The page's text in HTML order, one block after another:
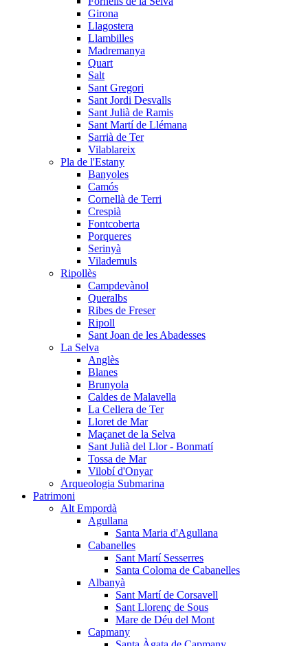
Girona
Llagostera
Llambilles
Madremanya
Quart
Salt
Sant Gregori
Sant Jordi Desvalls
Sant Julià de Ramis
Sant Martí de Llémana
Sarrià de Ter
Vilablareix
Pla de l'Estany
Banyoles
Camós
Cornellà de Terri
Crespià
Fontcoberta
Porqueres
Serinyà
Vilademuls
Ripollès
Campdevànol
Queralbs
Ribes de Freser
Ripoll
Sant Joan de les Abadesses
La Selva
Anglès
Blanes
Brunyola
Caldes de Malavella
La Cellera de Ter
Lloret de Mar
Maçanet de la Selva
Sant Julià del Llor - Bonmatí
Tossa de Mar
Vilobí d'Onyar
Arqueologia Submarina
Patrimoni
Alt Empordà
Agullana
Santa Maria d'Agullana
Cabanelles
Sant Martí Sesserres
Santa Coloma de Cabanelles
Albanyà
Sant Martí de Corsavell
Sant Llorenç de Sous
Mare de Déu del Mont
Capmany